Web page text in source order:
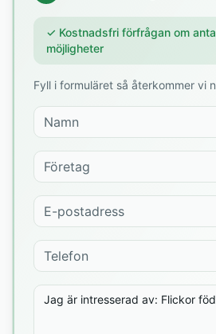
✓ Kostnadsfri förfrågan om
möjligheter
Fyll i formuläret så återkommer vi